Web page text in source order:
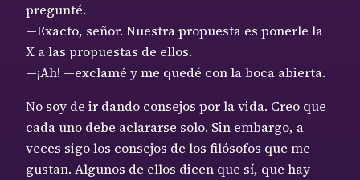
pregunté.
—Exacto, señor. Nuestra propuesta es ponerle la
X a las propuestas de ellos.
—¡Ah! —exclamé y me quedé con la boca abierta.
No soy de ir dando consejos por la vida. Creo que
cada uno debe aclararse solo. Sin embargo, a
veces sigo los consejos de los filósofos que me
gustan. Algunos de ellos dicen que sí, que hay